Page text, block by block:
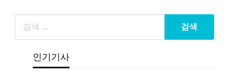
인기기사